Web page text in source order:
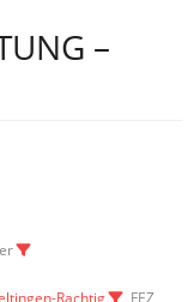
–
Rachtig
, FEZ